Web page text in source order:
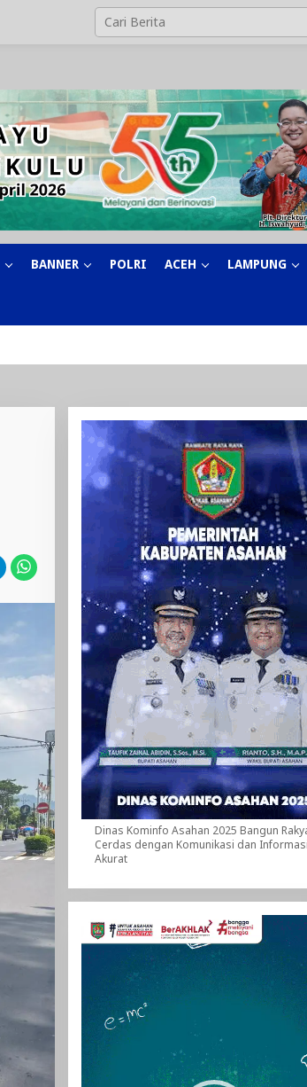
BANNER POLRI ACEH LAMPUNG
Dinas Kominfo Asahan 2025 Bangun
Cerdas dengan Komunikasi dan
Akurat
Pemutar
Video